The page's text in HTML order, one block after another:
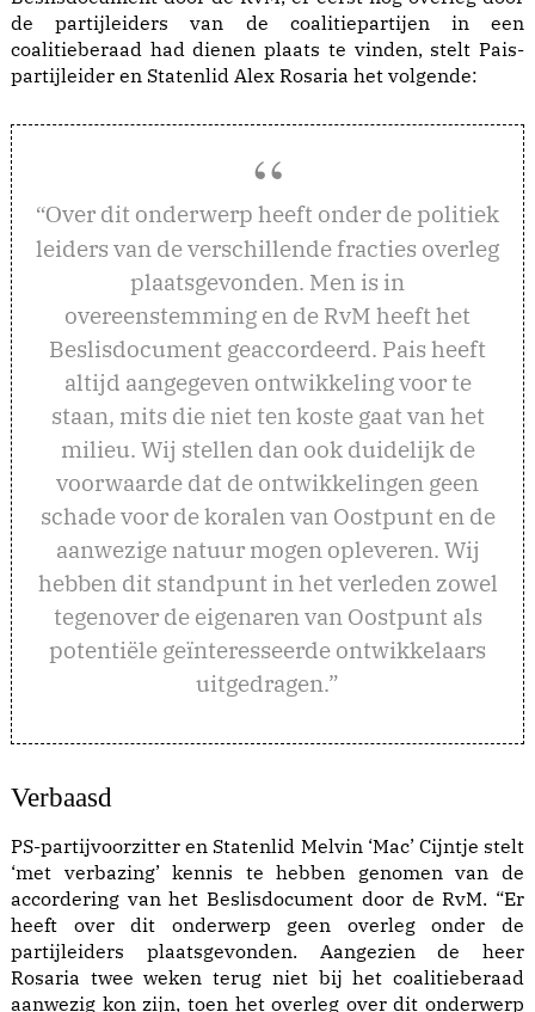
de partijleiders van de coalitiepartijen in een
coalitieberaad had dienen plaats te vinden, stelt Pais-
partijleider en Statenlid Alex Rosaria het volgende:
“Over dit onderwerp heeft onder de politiek
leiders van de verschillende fracties overleg
plaatsgevonden. Men is in
overeenstemming en de RvM heeft het
Beslisdocument geaccordeerd. Pais heeft
altijd aangegeven ontwikkeling voor te
staan, mits die niet ten koste gaat van het
milieu. Wij stellen dan ook duidelijk de
voorwaarde dat de ontwikkelingen geen
schade voor de koralen van Oostpunt en de
aanwezige natuur mogen opleveren. Wij
hebben dit standpunt in het verleden zowel
tegenover de eigenaren van Oostpunt als
potentiële geïnteresseerde ontwikkelaars
uitgedragen.”
Verbaasd
PS-partijvoorzitter en Statenlid Melvin ‘Mac’ Cijntje stelt
‘met verbazing’ kennis te hebben genomen van de
accordering van het Beslisdocument door de RvM. “Er
heeft over dit onderwerp geen overleg onder de
partijleiders plaatsgevonden. Aangezien de heer
Rosaria twee weken terug niet bij het coalitieberaad
aanwezig kon zijn, toen het overleg over dit onderwerp